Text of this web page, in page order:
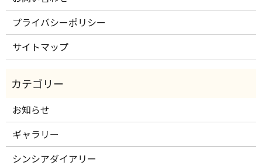
プライバシーポリシー
サイトマップ
お知らせ
ギャラリー
シンシアダイアリー